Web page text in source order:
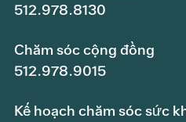
512.978.8130
Chăm sóc cộng đồng
512.978.9015
Kế hoạch chăm sóc sức